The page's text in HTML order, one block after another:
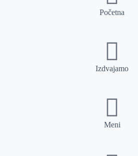
Početna
Izdvajamo
Meni